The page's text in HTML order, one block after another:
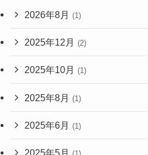
2026年8月 (1)
2025年12月 (2)
2025年10月 (1)
2025年8月 (1)
2025年6月 (1)
2025年5月